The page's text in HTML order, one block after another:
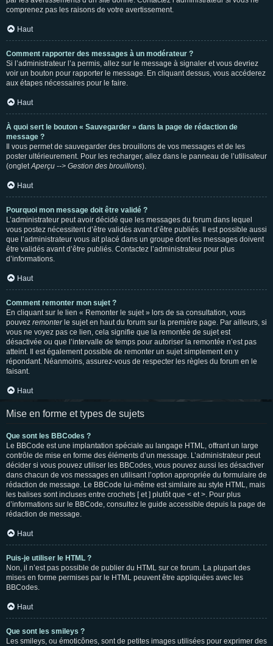
comprenez pas les raisons de votre avertissement.
Haut
Comment rapporter des messages à un modérateur ?
Si l’administrateur l’a permis, allez sur le message à signaler et vous devriez
voir un bouton pour rapporter le message. En cliquant dessus, vous accéderez
aux étapes nécessaires pour le faire.
Haut
À quoi sert le bouton « Sauvegarder » dans la page de rédaction de
message ?
Il vous permet de sauvegarder des brouillons de vos messages et de les
poster ultérieurement. Pour les recharger, allez dans le panneau de l’utilisateur
(ongletAperçu --> Gestion des brouillons).
Haut
Pourquoi mon message doit être validé ?
L’administrateur peut avoir décidé que les messages du forum dans lequel
vous postez nécessitent d’être validés avant d’être publiés. Il est possible aussi
que l’administrateur vous ait placé dans un groupe dont les messages doivent
être validés avant d’être publiés. Contactez l’administrateur pour plus
d’informations.
Haut
Comment remonter mon sujet ?
En cliquant sur le lien « Remonter le sujet » lors de sa consultation, vous
pouvez remonterle sujet en haut du forum sur la première page. Par ailleurs, si
vous ne voyez pas ce lien, cela signifie que la remontée de sujet est
désactivée ou que l’intervalle de temps pour autoriser la remontée n’est pas
atteint. Il est également possible de remonter un sujet simplement en y
répondant. Néanmoins, assurez-vous de respecter les règles du forum en le
faisant.
Haut
Mise en forme et types de sujets
Que sont les BBCodes ?
Le BBCode est une implantation spéciale au langage HTML, offrant un large
contrôle de mise en forme des éléments d’un message. L’administrateur peut
décider si vous pouvez utiliser les BBCodes, vous pouvez aussi les désactiver
dans chacun de vos messages en utilisant l’option appropriée du formulaire de
rédaction de message. Le BBCode lui-même est similaire au style HTML, mais
les balises sont incluses entre crochets [ et ] plutôt que < et >. Pour plus
d’informations sur le BBCode, consultez le guide accessible depuis la page de
rédaction de message.
Haut
Puis-je utiliser le HTML ?
Non, il n’est pas possible de publier du HTML sur ce forum. La plupart des
mises en forme permises par le HTML peuvent être appliquées avec les
BBCodes.
Haut
Que sont les smileys ?
Les smileys, ou émoticônes, sont de petites images utilisées pour exprimer des